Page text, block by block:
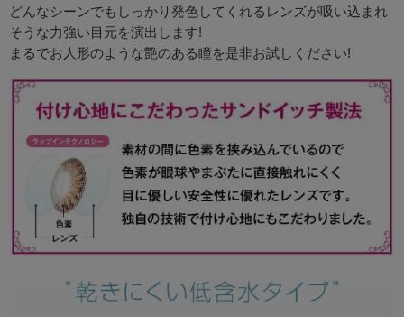
どんなシーンでもしっかり発色してくれるレンズが吸い込まれ
そうな力強い目元を演出します!
まるでお人形のような艶のある瞳を是非お試しください!